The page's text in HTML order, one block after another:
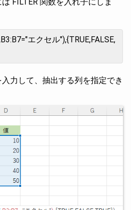
エクセル"),{TRUE,FALSE,
力して、抽出する列を指定でき